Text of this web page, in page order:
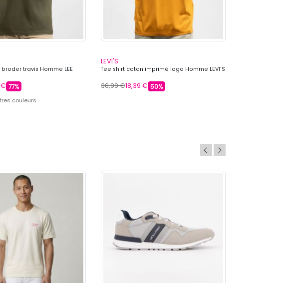
travis Homme LEE
€ 77%
couleurs
LEVI'S
Tee shirt coton imprimé logo Homme LEVI'S
36,99 €18,39 € 50%